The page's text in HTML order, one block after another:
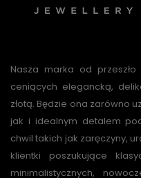
Nasza marka od
ceniących elegancką,
złotą. Będzie ona zarówno
jak i idealnym detalem
chwil takich jak zaręczyny,
klientki poszukujące
minimalistycznych,